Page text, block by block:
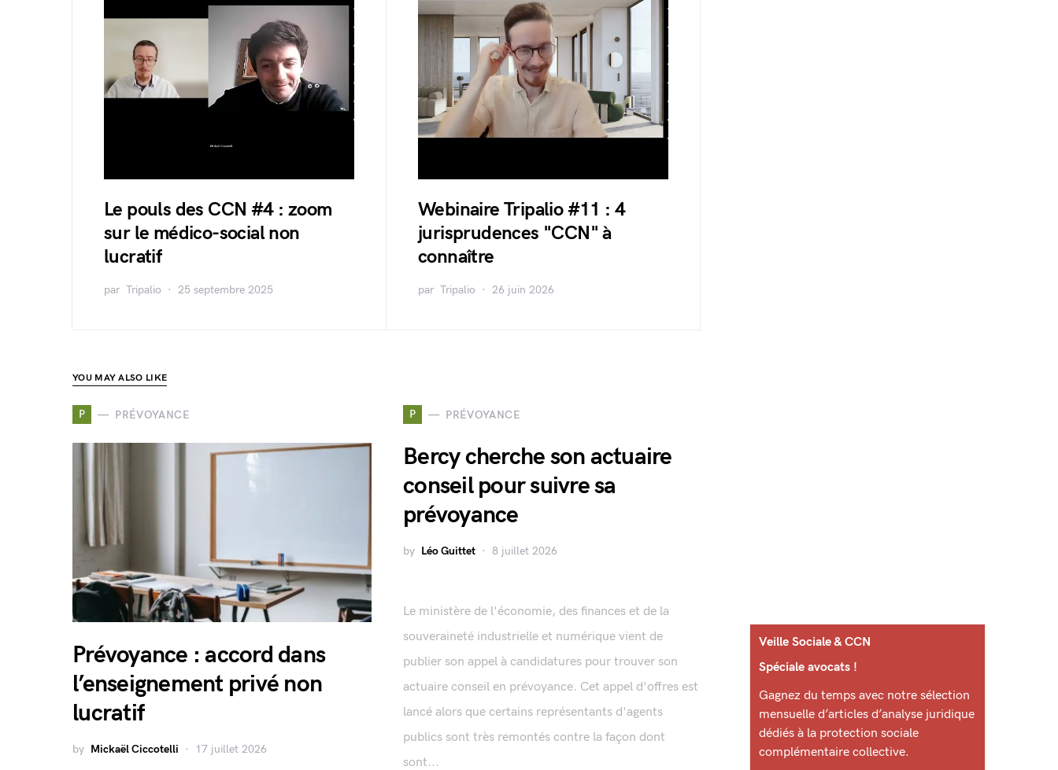
Le pouls des CCN #4 : zoom
sur le médico-social non
lucratif
par Tripalio 25 septembre 2025
Webinaire Tripalio #11 : 4
jurisprudences "CCN" à
connaître
par Tripalio 26 juin 2026
YOU MAY ALSO LIKE
P PRÉVOYANCE
Prévoyance : accord dans
l’enseignement privé non
lucratif
by Mickaël Ciccotelli 17 juillet 2026
P PRÉVOYANCE
Bercy cherche son actuaire
conseil pour suivre sa
prévoyance
by Léo Guittet 8 juillet 2026
Le ministère de l'économie, des finances et de la
souveraineté industrielle et numérique vient de
publier son appel à candidatures pour trouver son
actuaire conseil en prévoyance. Cet appel d'offres est
lancé alors que certains représentants d'agents
publics sont très remontés contre la façon dont
sont...
Veille Sociale & CCN
Spéciale avocats !
Gagnez du temps avec notre sélection
mensuelle d’articles d’analyse juridique
dédiés à la protection sociale
complémentaire collective.